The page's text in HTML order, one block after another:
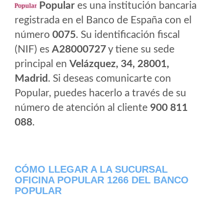
Popular es una institución bancaria
registrada en el Banco de España con el
número 0075. Su identificación fiscal
(NIF) es A28000727y tiene su sede
principal en Velázquez, 34, 28001,
Madrid . Si deseas comunicarte con
Popular, puedes hacerlo a través de su
número de atención al cliente 900 811
088.
CÓMO LLEGAR A LA SUCURSAL
OFICINA POPULAR 1266 DEL BANCO
POPULAR